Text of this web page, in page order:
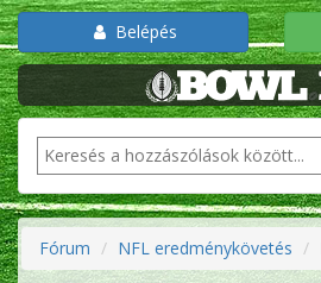
Belépés
Fórum NFL eredménykövetés